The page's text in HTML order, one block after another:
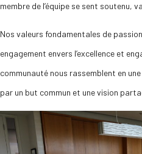
membre de l’équipe se sent soutenu,
Nos valeurs fondamentales de
engagement envers l’excellence et
communauté nous rassemblent en une
par un but commun et une vision